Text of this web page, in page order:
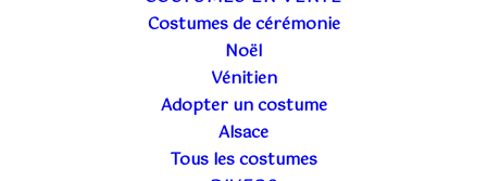
Costumes de cérémonie
Noël
Vénitien
Adopter un costume
Alsace
Tous les costumes
PASSION DE COSTUMES
MATIÈRES À COSTUMES